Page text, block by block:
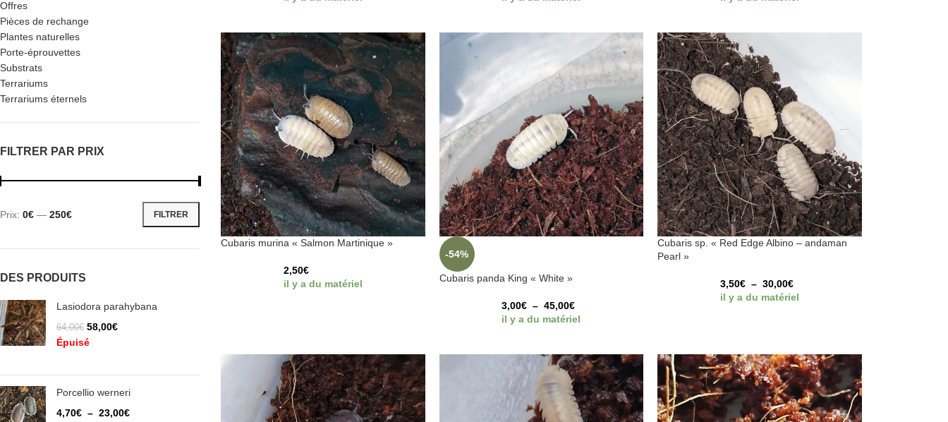
Offres
Pièces de rechange
Plantes naturelles
Porte-éprouvettes
Substrats
Terrariums
Terrariums éternels
FILTRER PAR PRIX
FILTRER
Prix: 0€ — 250€
DES PRODUITS
Lasiodora parahybana
64,00€ 58,00€
Épuisé
Porcellio werneri
4,70€ – 23,00€
Cubaris murina « Salmon Martinique »
2,50€
il y a du matériel
-54%
Cubaris panda King « White »
3,00€ – 45,00€
il y a du matériel
Cubaris sp. « Red Edge Albino – andaman
Pearl »
3,50€ – 30,00€
il y a du matériel